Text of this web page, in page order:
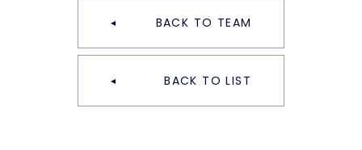
BACK TO TEAM
BACK TO LIST